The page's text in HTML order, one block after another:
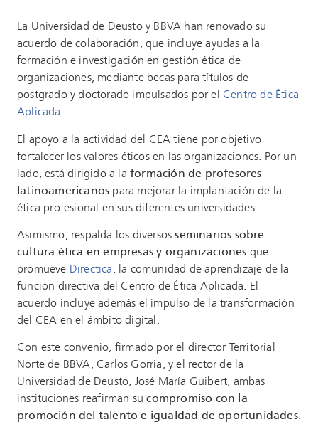
La Universidad de Deusto y BBVA han renovado su
acuerdo de colaboración, que incluye ayudas a la
formación e investigación en gestión ética de
organizaciones, mediante becas para títulos de
postgrado y doctorado impulsados por el Centro de Ética
Aplicada .
El apoyo a la actividad del CEA tiene por objetivo
fortalecer los valores éticos en las organizaciones. Por un
lado, está dirigido a la formación de profesores
latinoamericanos para mejorar la implantación de la
ética profesional en sus diferentes universidades.
Asimismo, respalda los diversosseminarios sobre
cultura ética en empresas y organizaciones que
promueve Directica
, la comunidad de aprendizaje de la
función directiva del Centro de Ética Aplicada. El
acuerdo incluye además el impulso de la transformación
del CEA en el ámbito digital.
Con este convenio, firmado por el director Territorial
Norte de BBVA, Carlos Gorria, y el rector de la
Universidad de Deusto, José María Guibert, ambas
instituciones reafirman sucompromiso con la
promoción del talento e igualdad de oportunidades.